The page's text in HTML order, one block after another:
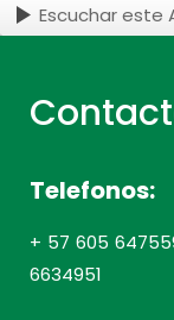
Escuchar este
Telefonos:
+ 57 605
6634951